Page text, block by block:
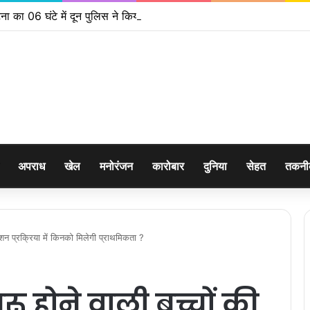
का 06 घंटे में दून पुलिस ने किया खुलासा
अपराध खेल मनोरंजन कारोबार दुनिया सेहत
प्रक्रिया में किनको मिलेगी प्राथमिकता ?